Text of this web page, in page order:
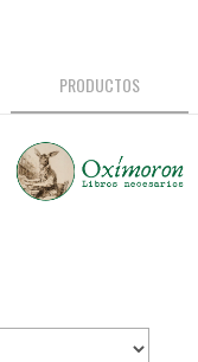
PRODUCTOS